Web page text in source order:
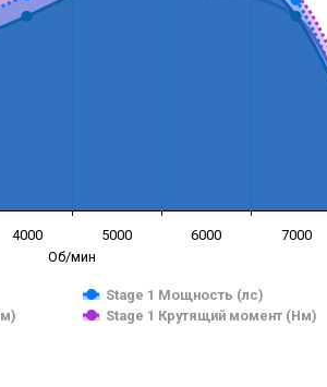
Об/мин
Stage 1 Мощность (лс)
Stage 1 Крутящий момент (Нм)
4000 5000 6000 7000